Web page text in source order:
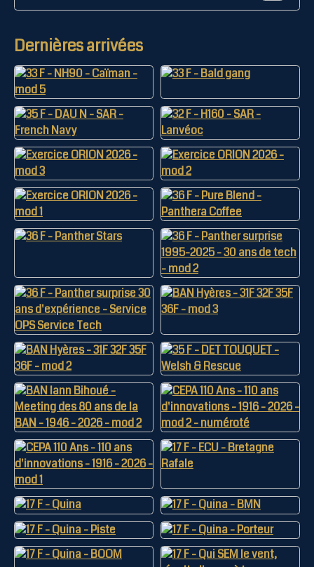
Dernières arrivées